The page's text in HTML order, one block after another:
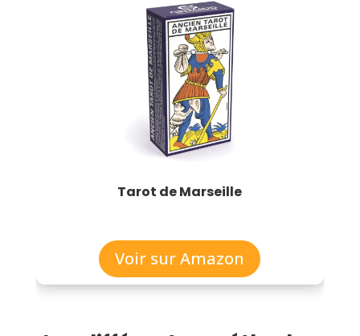
Tarot de Marseille
Voir sur Amazon